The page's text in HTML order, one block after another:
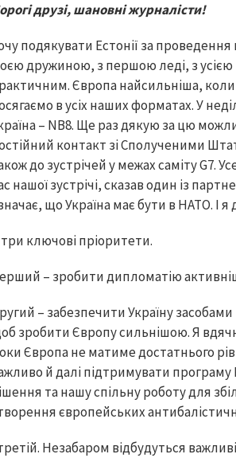
друзі, шановні журналісти!
подякувати Естонії за
дружиною, з першою леді, з
Європа найсильніша,
в усіх наших форматах. У
– NB8. Ще раз дякую за цю
контакт зі Сполученими
до зустрічей у межах саміту G7.
нашої зустрічі, сказав один із
що Україна має бути в НАТО. І
ключові пріоритети.
– зробити дипломатію
– забезпечити Україну
зробити Європу сильнішою. Я
Європа не матиме достатнього
й далі підтримувати
та нашу спільну роботу для
європейських
Незабаром відбудуться